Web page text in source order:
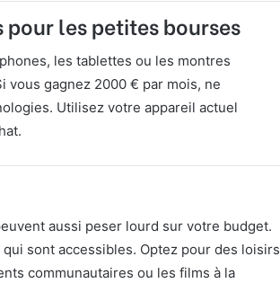
les petites bourses
les tablettes ou les montres
gagnez 2000 € par mois, ne
Utilisez votre appareil actuel
aussi peser lourd sur votre budget.
sont accessibles. Optez pour des loisirs
communautaires ou les films à la